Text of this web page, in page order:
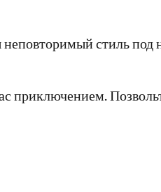
стиль под
приключением.